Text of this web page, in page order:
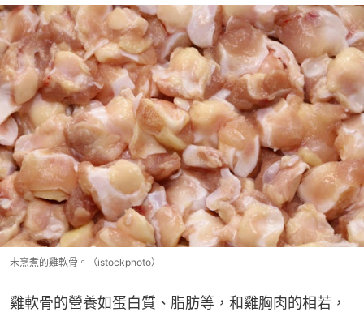
未烹煮的雞軟骨。（istockphoto）
雞軟骨的營養如蛋白質、脂肪等，和雞胸肉的相若，